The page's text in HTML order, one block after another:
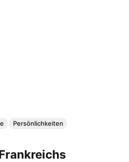
Persönlichkeiten